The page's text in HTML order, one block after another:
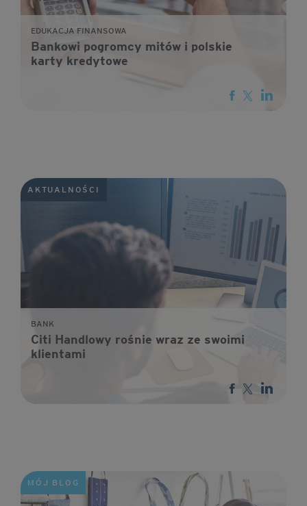
EDUKACJA FINANSOWA
Bankowi pogromcy mitów i polskie
karty kredytowe
AKTUALNOŚCI
BANK
Citi Handlowy rośnie wraz ze swoimi
klientami
MÓJ BLOG